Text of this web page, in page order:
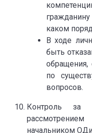
каком
В ходе
быть
по
вопросов.
Контроль за
начальником